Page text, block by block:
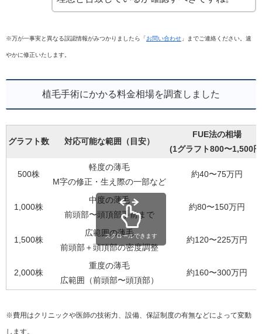
※万が一事実と異なる誤認情報がみつかりましたら「お問い合わせ 」までご連絡ください。速
やかに修正いたします。
植毛手術にかかる料金相場を調査しました
グラフト数 対応可能な範囲（目安）
FUE法の相場
(1グラフト800〜1,500
500株
軽度の薄毛
M字の修正・生え際の一部など
約40〜75万円
1,000株
中度の薄毛
前頭部〜頭頂部手前まで
約80〜150万円
1,500株
広範囲の薄毛
前頭部＋頭頂部の密度調整
約120〜225万円
2,000株
重度の薄毛
広範囲（前頭部〜頭頂部）
約160〜300万円
スクロールできます
※費用はクリニックや医師の技術力、設備、保証制度の有無などによって変動
します。